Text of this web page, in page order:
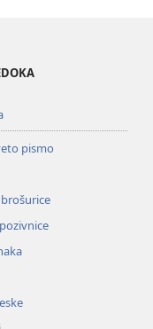
pismo